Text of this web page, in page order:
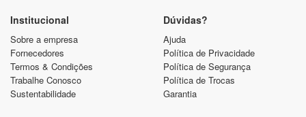
Institucional
Sobre a empresa
Fornecedores
Termos & Condições
Trabalhe Conosco
Sustentabilidade
Dúvidas?
Ajuda
Política de Privacidade
Política de Segurança
Política de Trocas
Garantia